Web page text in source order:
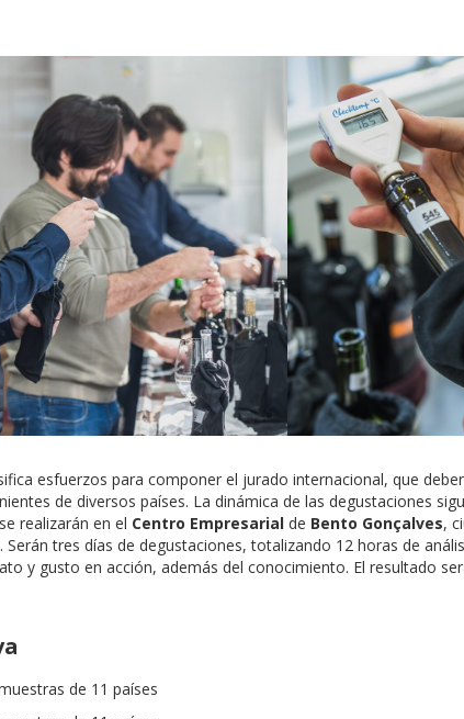
esfuerzos para componer el jurado internacional, que
de diversos países. La dinámica de las degustaciones
realizarán en el Centro Empresarial de Bento Gonçalves,
. Serán tres días de degustaciones, totalizando 12 horas de
y gusto en acción, además del conocimiento. El resultado
de 11 países